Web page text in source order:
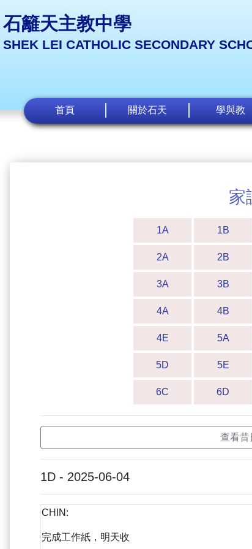
石籬天主教中學
SHEK LEI CATHOLIC SECONDARY
首頁 關於石天 學與教
家
1A 1B
2A 2B
3A 3B
4A 4B
4E 5A
5D 5E
6C 6D
查看昔
1D - 2025-06-04
CHIN:
完成工作紙，明天收